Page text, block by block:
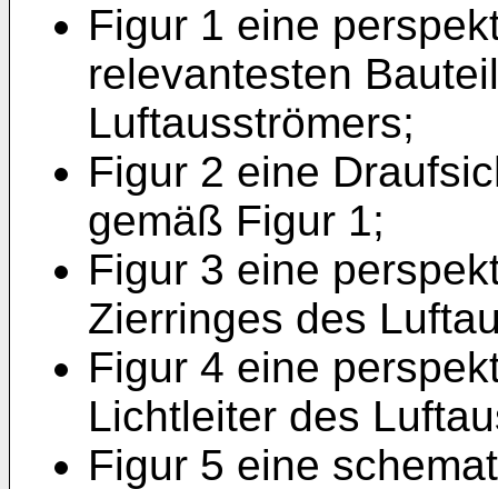
Figur 1 eine
relevantesten
Luftausströmers;
Figur 2 eine
gemäß Figur 1;
Figur 3 eine
Zierringes des
Figur 4 eine
Lichtleiter des
Figur 5 eine